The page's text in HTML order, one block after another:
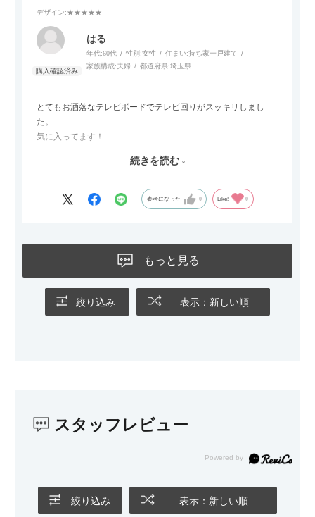
また、カウチのように足を伸ばしてくつろげるスタイルが理想
だったので、それが叶って大満足です。オットマンは自由に動
かせるため、普段はカウチとして使い、来客時には離してスツ
ールとして使えるなど、使い勝手の良さも魅力だと感じていま
デザイン:★★★★★
はる
年代:60代 性別:女性 住まい:持ち家一戸建て
家族構成:夫婦 都道府県:埼玉県
とてもお洒落なテレビボードでテレビ回りがスッキリしまし
た。
気に入ってます！
Blu-rayレコーダーをボードの扉にしまったところリモコンが閉
なので星4つにします
続きを読む
参考になった 0 Like! 0
もっと見る
絞り込み 表示：新しい順
スタッフレビュー
絞り込み 表示：新しい順